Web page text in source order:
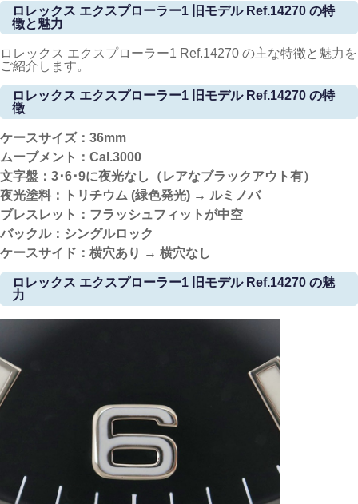
ロレックス エクスプローラー1 旧モデル Ref.14270 の特
徴と魅力
ロレックス エクスプローラー1 Ref.14270 の主な特徴と魅力を
ご紹介します。
ロレックス エクスプローラー1 旧モデル Ref.14270 の特
徴
ケースサイズ：36mm
ムーブメント：Cal.3000
文字盤：3･6･9に夜光なし（レアなブラックアウト有）
夜光塗料：トリチウム (緑色発光) → ルミノバ
ブレスレット：フラッシュフィットが中空
バックル：シングルロック
ケースサイド：横穴あり → 横穴なし
ロレックス エクスプローラー1 旧モデル Ref.14270 の魅
力